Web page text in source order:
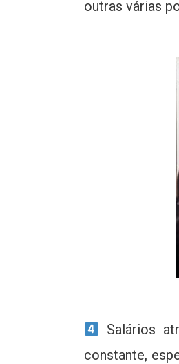
outras várias
Salários
constante,